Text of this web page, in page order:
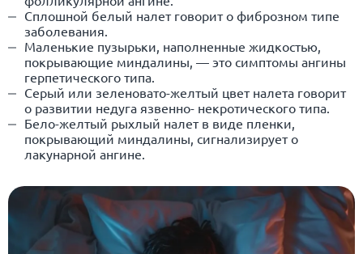
Сплошной белый налет говорит о фиброзном типе
заболевания.
Маленькие пузырьки, наполненные жидкостью,
покрывающие миндалины, — это симптомы ангины
герпетического типа.
Серый или зеленовато-желтый цвет налета говорит
о развитии недуга язвенно- некротического типа.
Бело-желтый рыхлый налет в виде пленки,
покрывающий миндалины, сигнализирует о
лакунарной ангине.